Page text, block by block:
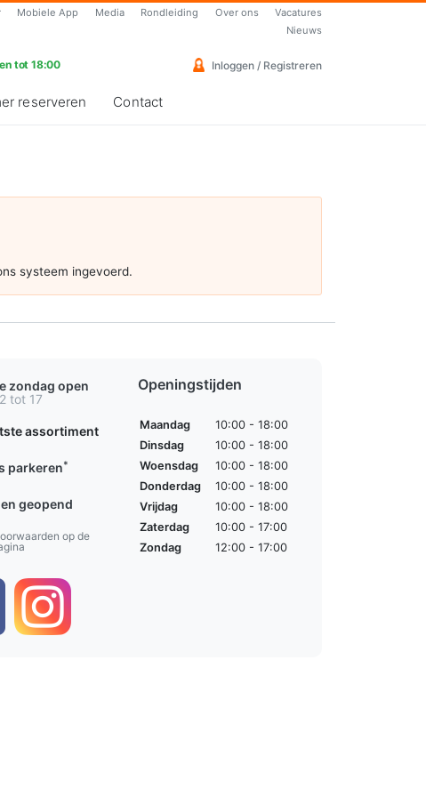
Mobiele App Media Rondleiding Over ons
Vacatures
Nieuws
tot 18:00 Inloggen / Registreren
reserveren Contact
systeem ingevoerd.
zondag open
tot 17
assortiment
parkeren*
geopend
op de
Openingstijden
Maandag
10:00 - 18:00
Dinsdag
10:00 - 18:00
Woensdag
10:00 - 18:00
Donderdag
10:00 - 18:00
Vrijdag
10:00 - 18:00
Zaterdag
10:00 - 17:00
Zondag
12:00 - 17:00